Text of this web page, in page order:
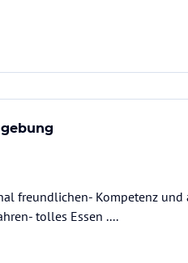
freundlichen- Kompetenz
tolles Essen ....